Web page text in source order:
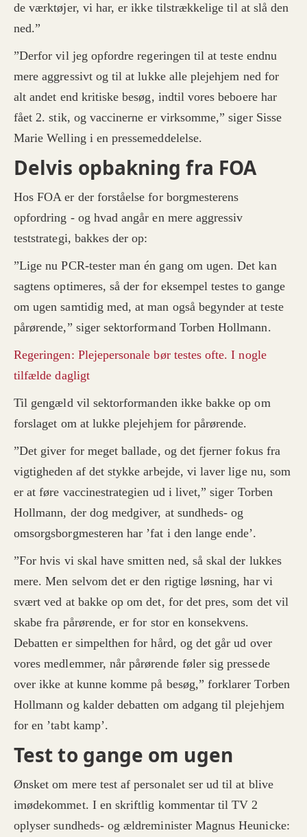
de værktøjer, vi har, er ikke tilstrækkelige til at slå den
ned.”
”Derfor vil jeg opfordre regeringen til at teste endnu
mere aggressivt og til at lukke alle plejehjem ned for
alt andet end kritiske besøg, indtil vores beboere har
fået 2. stik, og vaccinerne er virksomme,” siger Sisse
Marie Welling i en pressemeddelelse.
Delvis opbakning fra FOA
Hos FOA er der forståelse for borgmesterens
opfordring - og hvad angår en mere aggressiv
teststrategi, bakkes der op:
”Lige nu PCR-tester man én gang om ugen. Det kan
sagtens optimeres, så der for eksempel testes to gange
om ugen samtidig med, at man også begynder at teste
pårørende,” siger sektorformand Torben Hollmann.
Regeringen: Plejepersonale bør testes ofte. I nogle
tilfælde dagligt
Til gengæld vil sektorformanden ikke bakke op om
forslaget om at lukke plejehjem for pårørende.
”Det giver for meget ballade, og det fjerner fokus fra
vigtigheden af det stykke arbejde, vi laver lige nu, som
er at føre vaccinestrategien ud i livet,” siger Torben
Hollmann, der dog medgiver, at sundheds- og
omsorgsborgmesteren har ’fat i den lange ende’.
”For hvis vi skal have smitten ned, så skal der lukkes
mere. Men selvom det er den rigtige løsning, har vi
svært ved at bakke op om det, for det pres, som det vil
skabe fra pårørende, er for stor en konsekvens.
Debatten er simpelthen for hård, og det går ud over
vores medlemmer, når pårørende føler sig pressede
over ikke at kunne komme på besøg,” forklarer Torben
Hollmann og kalder debatten om adgang til plejehjem
for en ’tabt kamp’.
Test to gange om ugen
Ønsket om mere test af personalet ser ud til at blive
imødekommet. I en skriftlig kommentar til TV 2
oplyser sundheds- og ældreminister Magnus Heunicke: